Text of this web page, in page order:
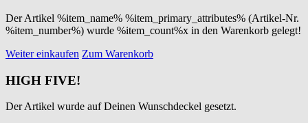
Der Artikel %item_name% %item_primary_attributes% (Artikel-Nr.
%item_number%) wurde %item_count%x in den Warenkorb gelegt!
Weiter einkaufen Zum Warenkorb
HIGH FIVE!
Der Artikel wurde auf Deinen Wunschdeckel gesetzt.